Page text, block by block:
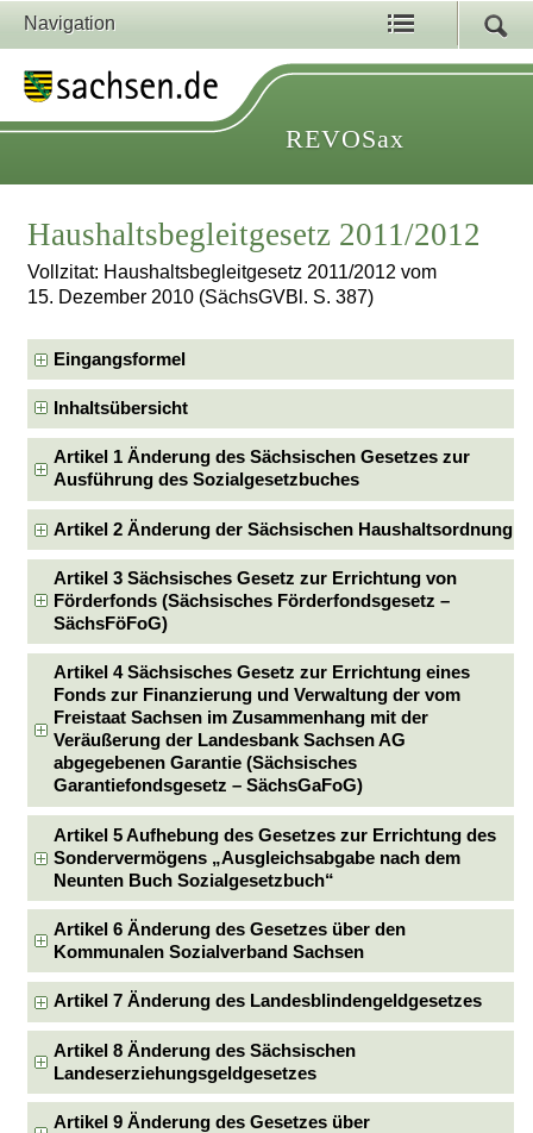
Navigation
REVOSax
Haushaltsbegleitgesetz 2011/2012
Vollzitat: Haushaltsbegleitgesetz 2011/2012 vom
15. Dezember 2010 (SächsGVBl. S. 387)
Eingangsformel
Inhaltsübersicht
Artikel 1 Änderung des Sächsischen Gesetzes zur
Ausführung des Sozialgesetzbuches
Artikel 2 Änderung der Sächsischen Haushaltsordnung
Artikel 3 Sächsisches Gesetz zur Errichtung von
Förderfonds (Sächsisches Förderfondsgesetz –
SächsFöFoG)
Artikel 4 Sächsisches Gesetz zur Errichtung eines
Fonds zur Finanzierung und Verwaltung der vom
Freistaat Sachsen im Zusammenhang mit der
Veräußerung der Landesbank Sachsen AG
abgegebenen Garantie (Sächsisches
Garantiefondsgesetz – SächsGaFoG)
Artikel 5 Aufhebung des Gesetzes zur Errichtung des
Sondervermögens „Ausgleichsabgabe nach dem
Neunten Buch Sozialgesetzbuch“
Artikel 6 Änderung des Gesetzes über den
Kommunalen Sozialverband Sachsen
Artikel 7 Änderung des Landesblindengeldgesetzes
Artikel 8 Änderung des Sächsischen
Landeserziehungsgeldgesetzes
Artikel 9 Änderung des Gesetzes über